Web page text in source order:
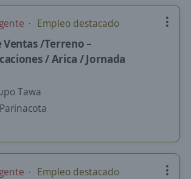
Empleo destacado
Ventas /Terreno –
/ Arica / Jornada
Tawa
Empleo destacado